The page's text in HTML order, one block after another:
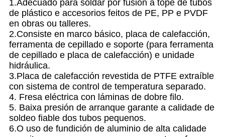
1.Adecuado para soldar por fusión a tope de tubos
de plástico e accesorios feitos de PE, PP e PVDF
en obras ou talleres.
2.Consiste en marco básico, placa de calefacción,
ferramenta de cepillado e soporte (para ferramenta
de cepillado e placa de calefacción) e unidade
hidráulica.
3.Placa de calefacción revestida de PTFE extraíble
con sistema de control de temperatura separado.
4. Fresa eléctrica con láminas de dobre filo.
5. Baixa presión de arranque garante a calidade de
soldeo fiable dos tubos pequenos.
6.O uso de fundición de aluminio de alta calidade